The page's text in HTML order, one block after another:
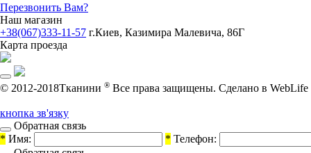
Перезвонить Вам?
Наш магазин
+38(067)333-11-57 г.Киев, Казимира Малевича, 86Г
Карта проезда
© 2012-2018Тканини ® Все права защищены. Cделано в WebLife
кнопка зв'язку
Обратная связь
* Имя: * Телефон: